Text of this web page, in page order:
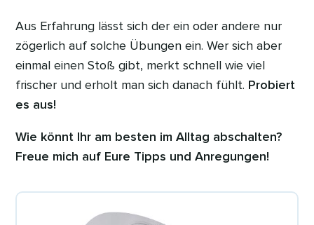
Aus Erfahrung lässt sich der ein oder andere nur
zögerlich auf solche Übungen ein. Wer sich aber
einmal einen Stoß gibt, merkt schnell wie viel
frischer und erholt man sich danach fühlt. Probiert
es aus!
Wie könnt Ihr am besten im Alltag abschalten?
Freue mich auf Eure Tipps und Anregungen!